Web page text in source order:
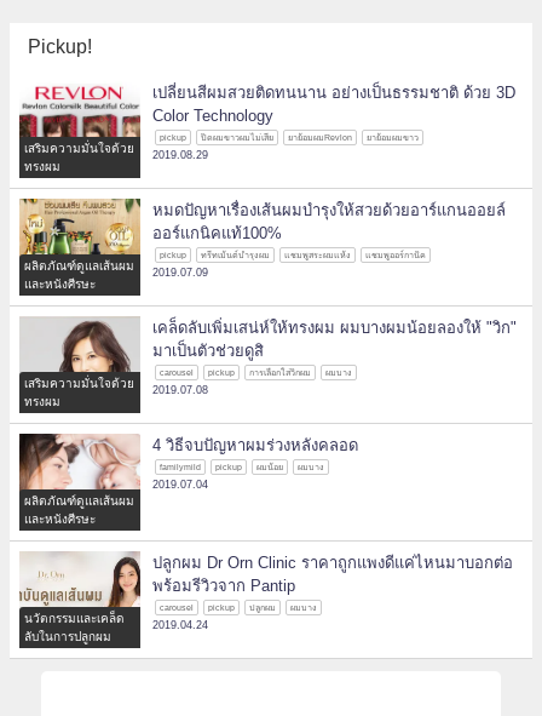
Pickup!
เสริมความมั่นใจด้วย
ทรงผม
เปลี่ยนสีผมสวยติดทนนาน อย่างเป็นธรรมชาติ ด้วย 3D
Color Technology
pickup ปิดผมขาวผมไม่เสีย ยาย้อมผมRevlon ยาย้อมผมขาว
2019.08.29
ผลิตภัณฑ์ดูแลเส้นผม
และหนังศีรษะ
หมดปัญหาเรื่องเส้นผมบำรุงให้สวยด้วยอาร์แกนออยล์
ออร์แกนิคแท้100%
pickup ทรีทเม้นต์บำรุงผม แชมพูสระผมแห้ง แชมพูออร์กานิค
2019.07.09
เสริมความมั่นใจด้วย
ทรงผม
เคล็ดลับเพิ่มเสน่ห์ให้ทรงผม ผมบางผมน้อยลองให้ "วิก"
มาเป็นตัวช่วยดูสิ
carousel pickup การเลือกใส่วิกผม ผมบาง
2019.07.08
ผลิตภัณฑ์ดูแลเส้นผม
และหนังศีรษะ
4 วิธีจบปัญหาผมร่วงหลังคลอด
familymild pickup ผมน้อย ผมบาง
2019.07.04
นวัตกรรมและเคล็ด
ลับในการปลูกผม
ปลูกผม Dr Orn Clinic ราคาถูกแพงดีแค่ไหนมาบอกต่อ
พร้อมรีวิวจาก Pantip
carousel pickup ปลูกผม ผมบาง
2019.04.24